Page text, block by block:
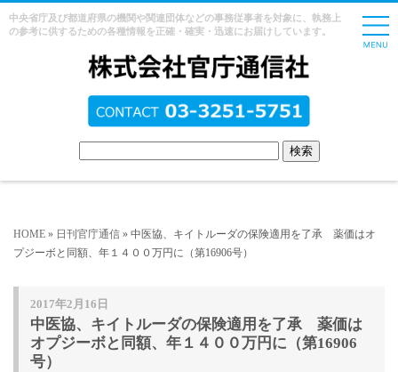
中央省庁及び都道府県の機関や関連団体などの事務従事者を対象に、執務上
の参考に供するための各種情報を正確・確実・迅速にお届けしています。
HOME » 日刊官庁通信 » 中医協、キイトルーダの保険適用を了承 薬価はオ
プジーボと同額、年１４００万円に（第16906号）
2017年2月16日
中医協、キイトルーダの保険適用を了承 薬価は
オプジーボと同額、年１４００万円に（第16906
号）